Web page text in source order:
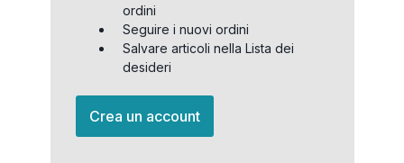
ordini
Seguire i nuovi ordini
Salvare articoli nella Lista dei
desideri
Crea un account